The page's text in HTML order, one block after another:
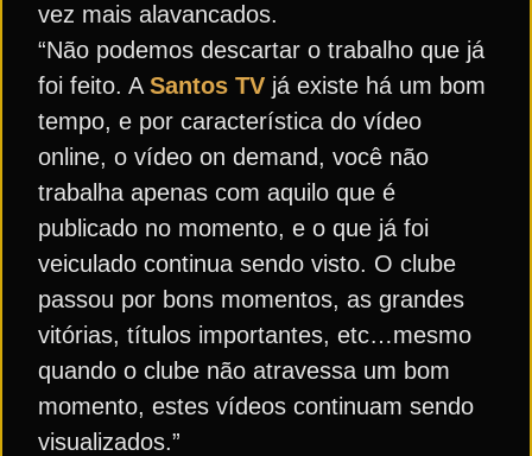
vez mais alavancados.
“Não podemos descartar o trabalho que já
foi feito. A Santos TV já existe há um bom
tempo, e por característica do vídeo
online, o vídeo on demand, você não
trabalha apenas com aquilo que é
publicado no momento, e o que já foi
veiculado continua sendo visto. O clube
passou por bons momentos, as grandes
vitórias, títulos importantes, etc…mesmo
quando o clube não atravessa um bom
momento, estes vídeos continuam sendo
visualizados.”